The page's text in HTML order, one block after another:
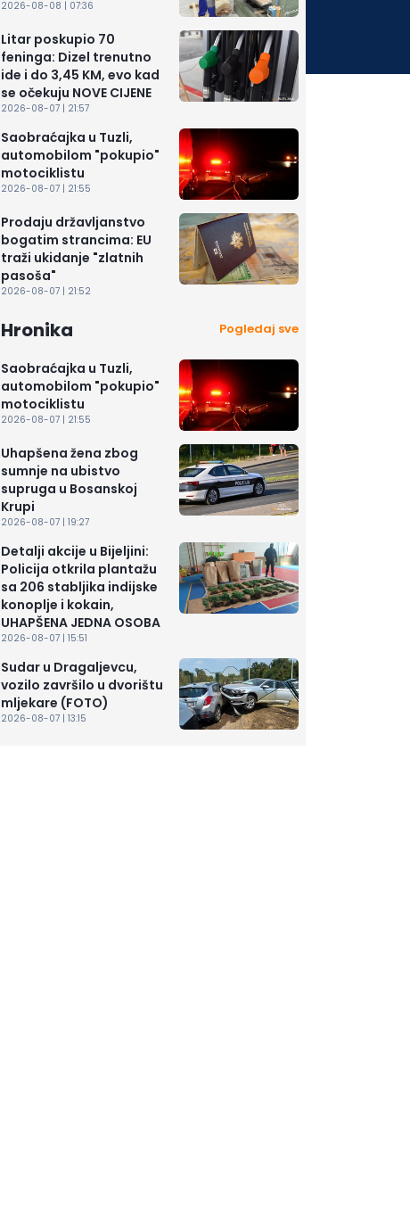
2026-08-08 | 07:36
Litar poskupio 70
feninga: Dizel trenutno
ide i do 3,45 KM, evo kad
se očekuju NOVE CIJENE
2026-08-07 | 21:57
Saobraćajka u Tuzli,
automobilom "pokupio"
motociklistu
2026-08-07 | 21:55
Prodaju državljanstvo
bogatim strancima: EU
traži ukidanje "zlatnih
pasoša"
2026-08-07 | 21:52
Hronika Pogledaj sve
Saobraćajka u Tuzli,
automobilom "pokupio"
motociklistu
2026-08-07 | 21:55
Uhapšena žena zbog
sumnje na ubistvo
supruga u Bosanskoj
Krupi
2026-08-07 | 19:27
Detalji akcije u Bijeljini:
Policija otkrila plantažu
sa 206 stabljika indijske
konoplje i kokain,
UHAPŠENA JEDNA OSOBA
2026-08-07 | 15:51
Sudar u Dragaljevcu,
vozilo završilo u dvorištu
mljekare (FOTO)
2026-08-07 | 13:15